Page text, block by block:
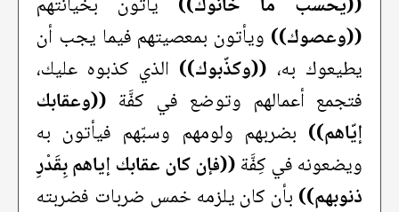
((وعصوك)) ويأتون بمعصيتهم فيما يجب أن
يطيعوك به، ((وكذّبوك)) الذي كذبوه عليك،
فتجمع أعمالهم وتوضع في كفَّة ((وعقابك
إيّاهم)) بضربهم ولومهم وسبّهم فيأتون به
ويضعونه في كِفَّة((فإن كان عقابك إياهم بِقَدْرِ
ذنوبهم)) بأن كان يلزمه خمس ضربات فضربته